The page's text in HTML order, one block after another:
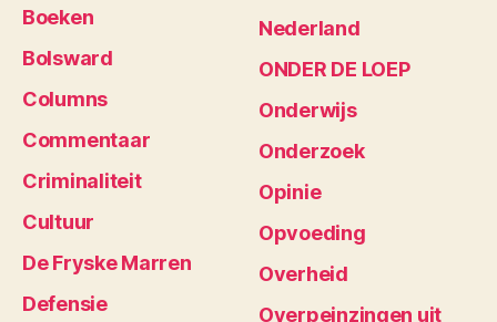
Boeken
Bolsward
Columns
Commentaar
Criminaliteit
Cultuur
De Fryske Marren
Defensie
Nederland
ONDER DE LOEP
Onderwijs
Onderzoek
Opinie
Opvoeding
Overheid
Overpeinzingen uit